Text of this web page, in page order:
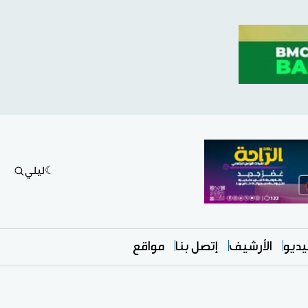
ليلي
الأرشيف إتصل بنا مواقع